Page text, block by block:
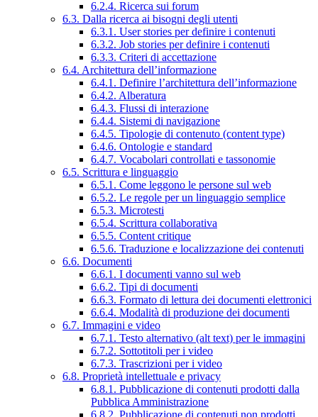
6.2.4. Ricerca sui forum
6.3. Dalla ricerca ai bisogni degli utenti
6.3.1. User stories per definire i contenuti
6.3.2. Job stories per definire i contenuti
6.3.3. Criteri di accettazione
6.4. Architettura dell’informazione
6.4.1. Definire l’architettura dell’informazione
6.4.2. Alberatura
6.4.3. Flussi di interazione
6.4.4. Sistemi di navigazione
6.4.5. Tipologie di contenuto (content type)
6.4.6. Ontologie e standard
6.4.7. Vocabolari controllati e tassonomie
6.5. Scrittura e linguaggio
6.5.1. Come leggono le persone sul web
6.5.2. Le regole per un linguaggio semplice
6.5.3. Microtesti
6.5.4. Scrittura collaborativa
6.5.5. Content critique
6.5.6. Traduzione e localizzazione dei contenuti
6.6. Documenti
6.6.1. I documenti vanno sul web
6.6.2. Tipi di documenti
6.6.3. Formato di lettura dei documenti elettronici
6.6.4. Modalità di produzione dei documenti
6.7. Immagini e video
6.7.1. Testo alternativo (alt text) per le immagini
6.7.2. Sottotitoli per i video
6.7.3. Trascrizioni per i video
6.8. Proprietà intellettuale e privacy
6.8.1. Pubblicazione di contenuti prodotti dalla
Pubblica Amministrazione
6.8.2. Pubblicazione di contenuti non prodotti